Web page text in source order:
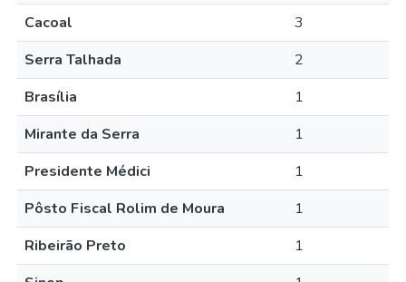
Cacoal
3
Serra Talhada
2
Brasília
1
Mirante da Serra
1
Presidente Médici
1
Pôsto Fiscal Rolim de Moura
1
Ribeirão Preto
1